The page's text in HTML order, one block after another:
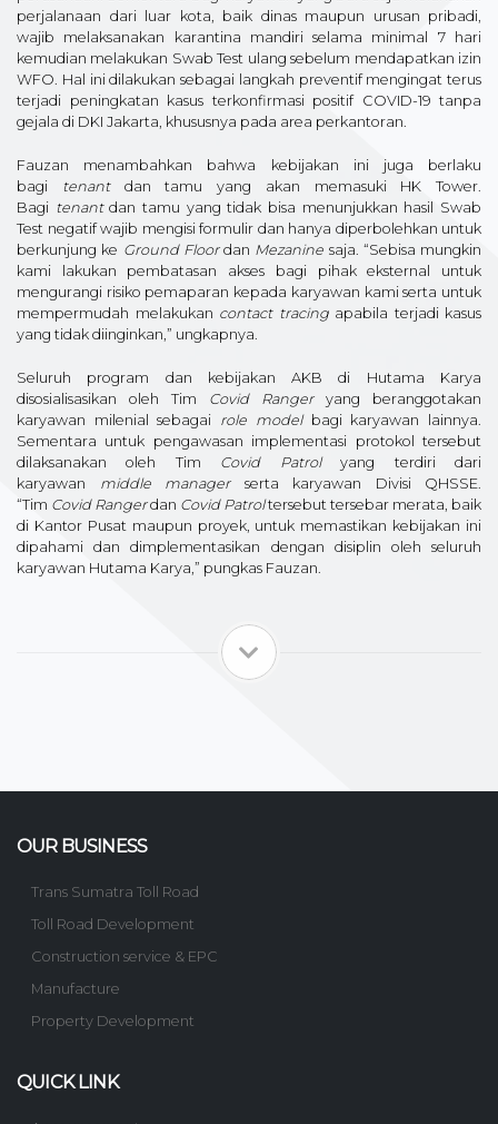
perjalanaan dari luar kota, baik dinas maupun urusan pribadi,
wajib melaksanakan karantina mandiri selama minimal 7 hari
kemudian melakukan Swab Test ulang sebelum mendapatkan izin
WFO. Hal ini dilakukan sebagai langkah preventif mengingat terus
terjadi peningkatan kasus terkonfirmasi positif COVID-19 tanpa
gejala di DKI Jakarta, khususnya pada area perkantoran.
Fauzan menambahkan bahwa kebijakan ini juga berlaku
bagi
tenantdan tamu yang akan memasuki HK Tower.
Bagi tenantdan tamu yang tidak bisa menunjukkan hasil Swab
Test negatif wajib mengisi formulir dan hanya diperbolehkan untuk
berkunjung ke Ground Floordan Mezanine saja. “Sebisa mungkin
kami lakukan pembatasan akses bagi pihak eksternal untuk
mengurangi risiko pemaparan kepada karyawan kami serta untuk
mempermudah melakukan contact tracingapabila terjadi kasus
yang tidak diinginkan,” ungkapnya.
Seluruh program dan kebijakan AKB di Hutama Karya
disosialisasikan oleh Tim Covid Rangeryang beranggotakan
karyawan milenial sebagai role modelbagi karyawan lainnya.
Sementara untuk pengawasan implementasi protokol tersebut
dilaksanakan oleh Tim Covid Patrolyang terdiri dari
karyawan middle managerserta karyawan Divisi QHSSE.
“Tim Covid Rangerdan Covid Patroltersebut tersebar merata, baik
di Kantor Pusat maupun proyek, untuk memastikan kebijakan ini
dipahami dan dimplementasikan dengan disiplin oleh seluruh
karyawan Hutama Karya,” pungkas Fauzan.
OUR BUSINESS
Trans Sumatra Toll Road
Toll Road Development
Construction service & EPC
Manufacture
Property Development
QUICK LINK